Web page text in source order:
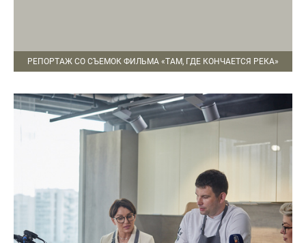
РЕПОРТАЖ СО СЪЕМОК ФИЛЬМА «ТАМ, ГДЕ КОНЧАЕТСЯ РЕКА»